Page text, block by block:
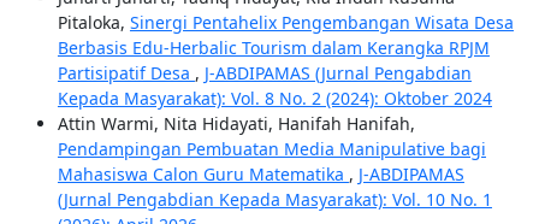
Pitaloka, Sinergi Pentahelix Pengembangan Wisata Desa
Berbasis Edu-Herbalic Tourism dalam Kerangka RPJM
Partisipatif Desa , J-ABDIPAMAS (Jurnal Pengabdian
Kepada Masyarakat): Vol. 8 No. 2 (2024): Oktober 2024
Attin Warmi, Nita Hidayati, Hanifah Hanifah,
Pendampingan Pembuatan Media Manipulative bagi
Mahasiswa Calon Guru Matematika , J-ABDIPAMAS
(Jurnal Pengabdian Kepada Masyarakat): Vol. 10 No. 1